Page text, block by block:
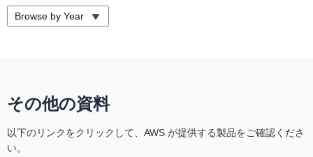
Browse by Year
その他の資料
以下のリンクをクリックして、AWS が提供する製品をご確認くださ
い。